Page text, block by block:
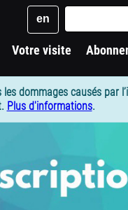
en
Keywords
Votre visite
dommages causés par
Plus d'informations.